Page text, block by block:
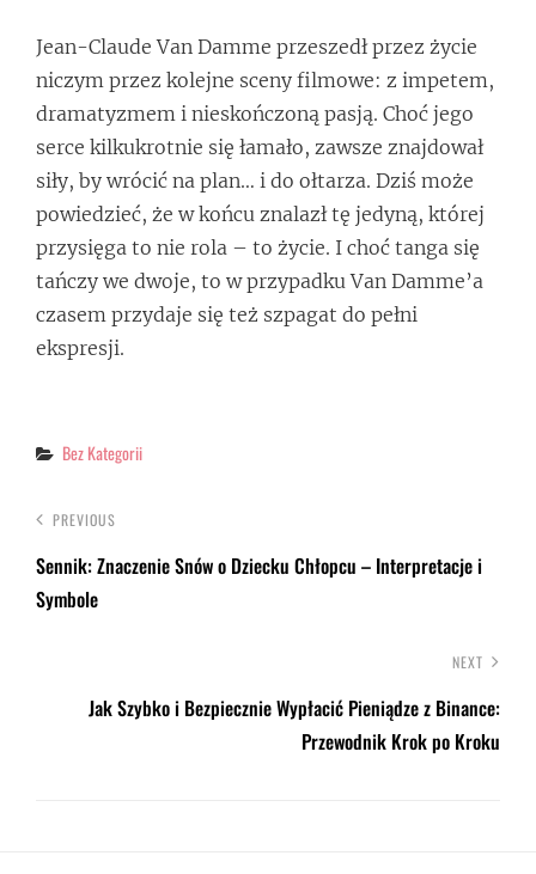
Jean-Claude Van Damme przeszedł przez życie
niczym przez kolejne sceny filmowe: z impetem,
dramatyzmem i nieskończoną pasją. Choć jego
serce kilkukrotnie się łamało, zawsze znajdował
siły, by wrócić na plan… i do ołtarza. Dziś może
powiedzieć, że w końcu znalazł tę jedyną, której
przysięga to nie rola – to życie. I choć tanga się
tańczy we dwoje, to w przypadku Van Damme’a
czasem przydaje się też szpagat do pełni
ekspresji.
Categories
Bez Kategorii
PREVIOUS
Sennik: Znaczenie Snów o Dziecku Chłopcu – Interpretacje i
Symbole
NEXT
Jak Szybko i Bezpiecznie Wypłacić Pieniądze z Binance:
Przewodnik Krok po Kroku